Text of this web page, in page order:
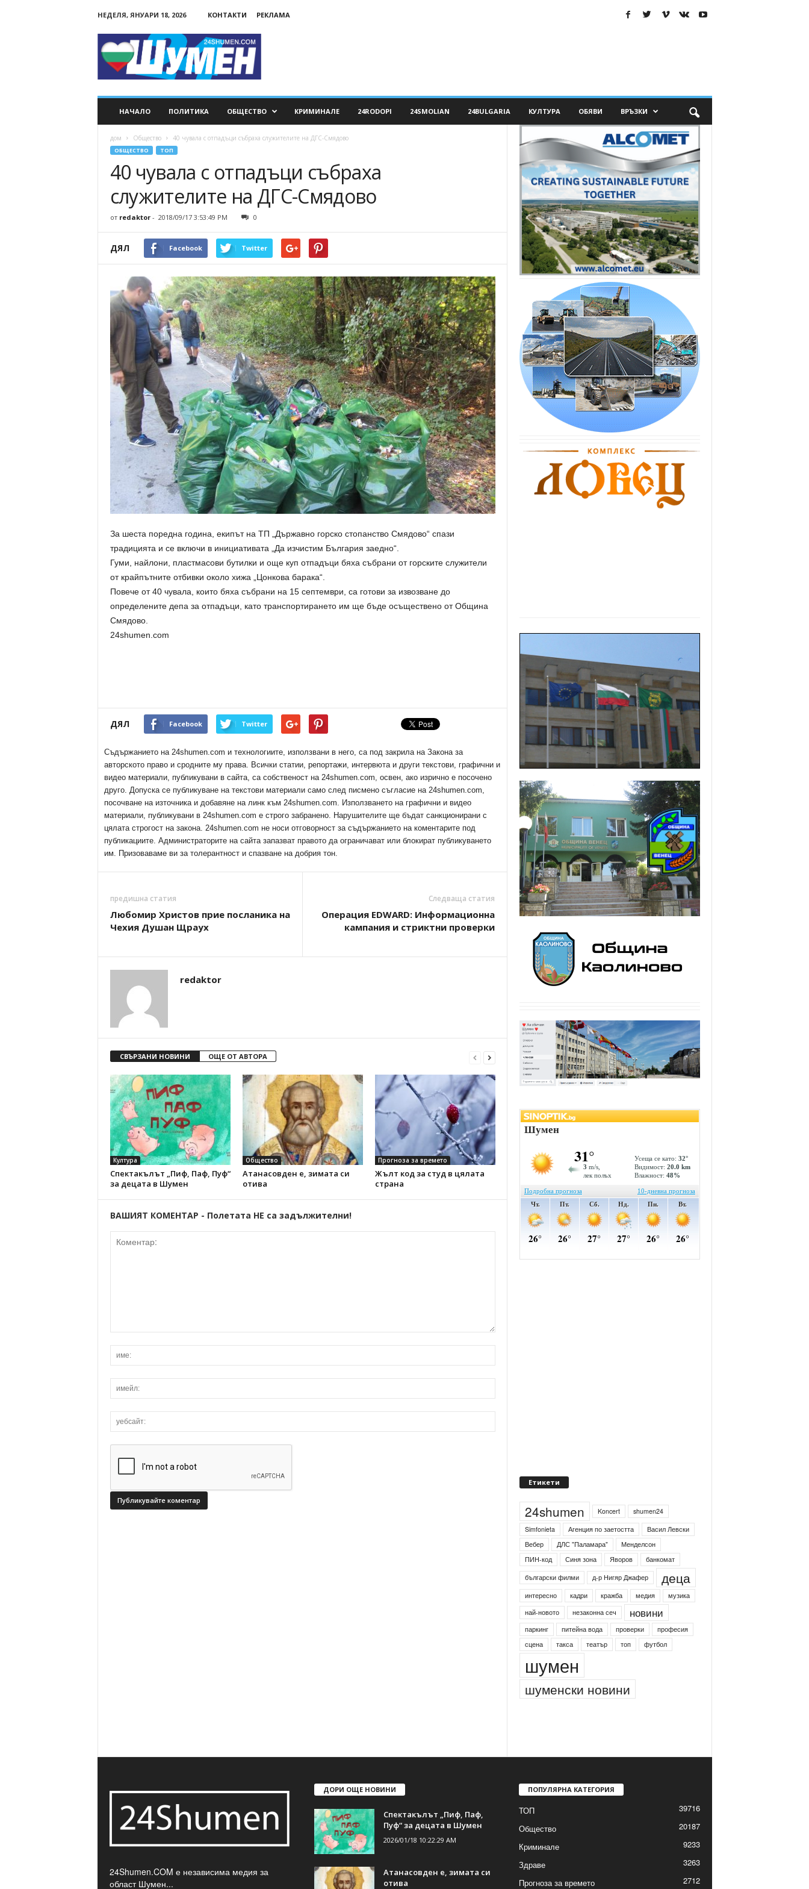
НЕДЕЛЯ, ЯНУАРИ 18, 2026 КОНТАКТИ РЕКЛАМА
НАЧАЛО ПОЛИТИКА ОБЩЕСТВО КРИМИНАЛЕ 24RODOPI 24SMOLIAN 24BULGARIA КУЛТУРА ОБЯВИ ВРЪЗКИ
дом Общество 40 чувала с отпадъци събраха служителите на ДГС-Смядово
ОБЩЕСТВО ТОП
40 чувала с отпадъци събраха
служителите на ДГС-Смядово
от redaktor- 2018/09/17 3:53:49 PM 0
ДЯЛ Facebook Twitter
За шеста поредна година, екипът на ТП „Държавно горско стопанство Смядово“ спази
традицията и се включи в инициативата „Да изчистим България заедно“.
Гуми, найлони, пластмасови бутилки и още куп отпадъци бяха събрани от горските служители
от крайпътните отбивки около хижа „Цонкова барака“.
Повече от 40 чувала, които бяха събрани на 15 септември, са готови за извозване до
определените депа за отпадъци, като транспортирането им ще бъде осъществено от Община
Смядово.
24shumen.com
ДЯЛ Facebook Twitter
Съдържанието на 24shumen.com и технологиите, използвани в него, са под закрила на Закона за
авторското право и сродните му права. Всички статии, репортажи, интервюта и други текстови, графични и
видео материали, публикувани в сайта, са собственост на 24shumen.com, освен, ако изрично е посочено
друго. Допуска се публикуване на текстови материали само след писмено съгласие на 24shumen.com,
посочване на източника и добавяне на линк към 24shumen.com. Използването на графични и видео
материали, публикувани в 24shumen.com е строго забранено. Нарушителите ще бъдат санкционирани с
цялата строгост на закона. 24shumen.com не носи отговорност за съдържанието на коментарите под
публикациите. Администраторите на сайта запазват правото да ограничават или блокират публикуването
им. Призоваваме ви за толерантност и спазване на добрия тон.
предишна статия
Любомир Христов прие посланика на
Чехия Душан Щраух
Следваща статия
Операция EDWARD: Информационна
кампания и стриктни проверки
redaktor
СВЪРЗАНИ НОВИНИ ОЩЕ ОТ АВТОРА
Култура
Спектакълът „Пиф, Паф, Пуф“
за децата в Шумен
Общество
Атанасовден е, зимата си
отива
Прогноза за времето
Жълт код за студ в цялата
страна
ВАШИЯТ КОМЕНТАР - Полетата НЕ са задължителни!
Етикети
24shumen Koncert
shumen24
Simfonieta
Агенция по заетостта
Васил Левски
Вебер
ДЛС "Паламара"
Менделсон
ПИН-код
Синя зона Яворов
банкомат
български филми
д-р Нигяр Джафер деца
интересно кадри кражба медия
музика
най-новото
незаконна сеч новини
паркинг питейна вода проверки
професия
сцена
такса театър топ футбол
шумен
шуменски новини
24Shumen.COM е независима медия за
област Шумен...
ДОРИ ОЩЕ НОВИНИ
Спектакълът „Пиф, Паф,
Пуф“ за децата в Шумен
2026/01/18 10:22:29 AM
Атанасовден е, зимата си
отива
ПОПУЛЯРНА КАТЕГОРИЯ
ТОП
39716
Общество
20187
Криминале
9233
Здраве
3263
Прогноза за времето
2712